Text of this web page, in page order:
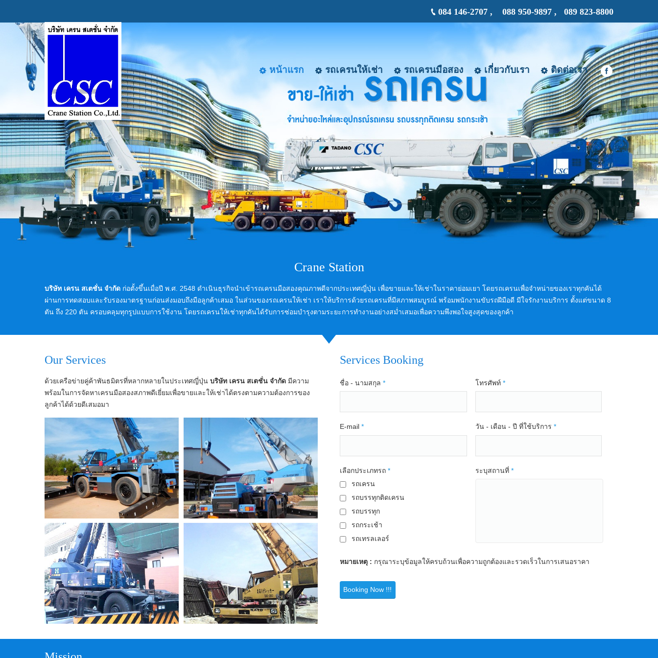
084 146-2707 , 088 950-9897 , 089 823-8800
หน้าแรก รถเครนให้เช่า รถเครนมือสอง เกี่ยวกับเรา ติดต่อเรา
Crane Station
บริษัท เครน สเตชั่น จำกัด ก่อตั้งขึ้นเมื่อปี พ.ศ. 2548 ดำเนินธุรกิจนำเข้ารถเครนมือสองคุณภาพดีจากประเทศญี่ปุ่น เพื่อขายและให้เช่าในราคาย่อมเยา โดยรถเครนเพื่อจำหน่ายของเราทุกคันได้
ผ่านการทดสอบและรับรองมาตรฐานก่อนส่งมอบถึงมือลูกค้าเสมอ ในส่วนของรถเครนให้เช่า เราให้บริการด้วยรถเครนที่มีสภาพสมบูรณ์ พร้อมพนักงานขับรถฝีมือดี มีใจรักงานบริการ ตั้งแต่ขนาด 8
ตัน ถึง 220 ตัน ครอบคลุมทุกรูปแบบการใช้งาน โดยรถเครนให้เช่าทุกคันได้รับการซ่อมบำรุงตามระยะการทำงานอย่างสม่ำเสมอเพื่อความพึงพอใจสูงสุดของลูกค้า
Our Services
ด้วยเครือข่ายคู่ค้าพันธมิตรที่หลากหลายในประเทศญี่ปุ่น บริษัท เครน สเตชั่น จำกัด มีความ
พร้อมในการจัดหาเครนมือสองสภาพดีเยี่ยมเพื่อขายและให้เช่าได้ตรงตามความต้องการของ
ลูกค้าได้ด้วยดีเสมอมา
Services Booking
ชื่อ - นามสกุล * โทรศัพท์ *
E-mail * วัน - เดือน - ปี ที่ใช้บริการ *
เลือกประเภทรถ *
รถเครน
รถบรรทุกติดเครน
รถบรรทุก
รถกระเช้า
รถเทรลเลอร์
ระบุสถานที่ *
หมายเหตุ : กรุณาระบุข้อมูลให้ครบถ้วนเพื่อความถูกต้องและรวดเร็วในการเสนอราคา